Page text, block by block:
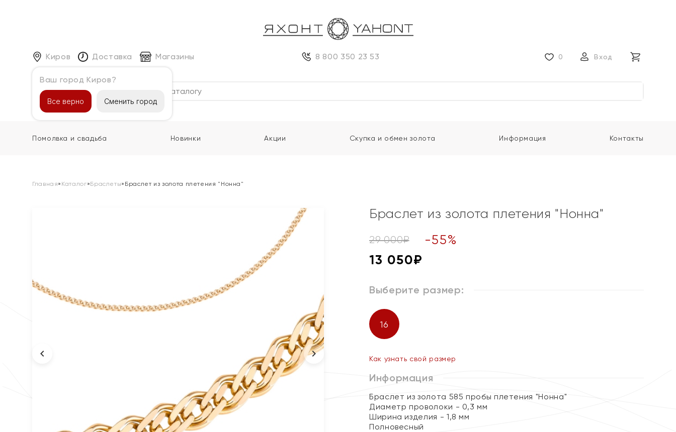
Киров
Ваш город Киров?
Все верно Сменить город
Доставка Магазины 8 800 350 23 53 0 Вход
Каталог
Помолвка и свадьба Новинки Акции Скупка и обмен золота Информация Контакты
Главная» Каталог»Браслеты» Браслет из золота плетения "Нонна"
Браслет из золота плетения "Нонна"
29 000₽ -55%
13 050₽
Выберите размер:
16
Как узнать свой размер
Информация
Браслет из золота 585 пробы плетения "Нонна"
Диаметр проволоки - 0,3 мм
Ширина изделия - 1,8 мм
Полновесный